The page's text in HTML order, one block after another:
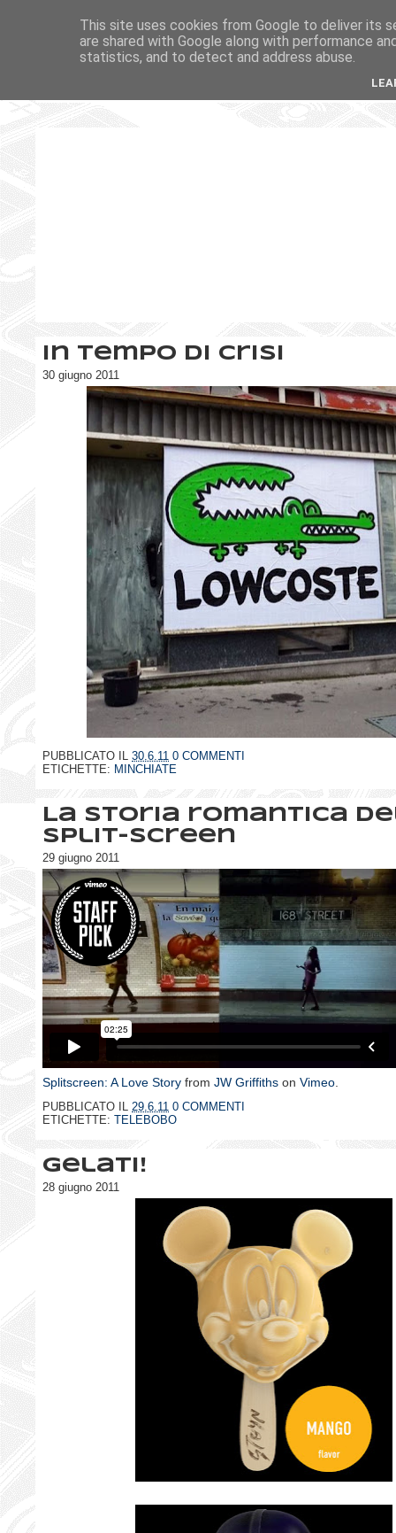
In tempo di crisi
30 giugno 2011
PUBBLICATO IL 30.6.11 0 COMMENTI
ETICHETTE: MINCHIATE
La storia romantica
Split-screen
29 giugno 2011
Splitscreen: A Love Story from JW Griffiths on Vimeo.
PUBBLICATO IL 29.6.11 0 COMMENTI
ETICHETTE: TELEBOBO
Gelati!
28 giugno 2011
This site uses cookies from Google to deliver its
are shared with Google along with performance
statistics, and to detect and address abuse.